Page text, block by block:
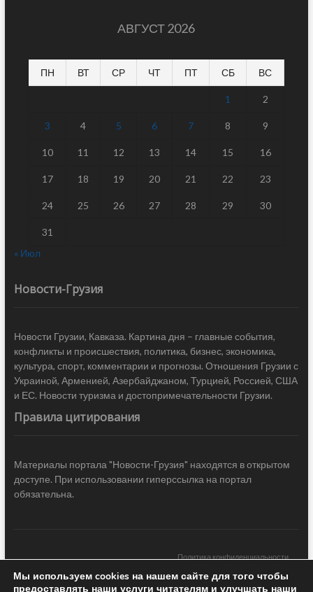
АВГУСТ 2026
ПН ВТ СР ЧТ ПТ СБ ВС
1 2
3 4 5 6 7 8 9
10 11 12 13 14 15 16
17 18 19 20 21 22 23
24 25 26 27 28 29 30
31
« Июл
Новости-Грузия
Новости Грузии, Кавказа. Картина дня – главные события,
конфликты и происшествия, политика, бизнес, экономика,
культура, спорт, комментарии и прогнозы. Отношения Грузии с
Украиной, Арменией, Азербайджаном, Турцией, Россией, США
и ЕС. Новости туризма и достопримечательности Грузии.
Правила цитирования
Материалы портала "Новости-Грузия" находятся в открытом
доступе. При использовании гиперссылка на портал
обязательна.
Политика конфиденциальности
Новости Грузии| Black Sea Press LTD © 2020 All Rights Reserved /
Мы используем cookies на нашем сайте для того чтобы
предоставлять наши услуги читателям и улучшать наши